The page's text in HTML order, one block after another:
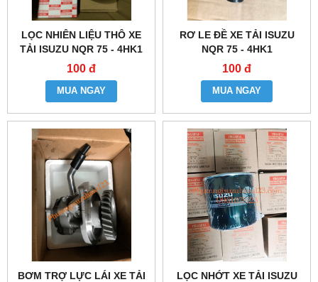
LỌC NHIÊN LIỆU THÔ XE
TẢI ISUZU NQR 75 - 4HK1
100 đ
MUA NGAY
RƠ LE ĐỀ XE TẢI ISUZU
NQR 75 - 4HK1
100 đ
MUA NGAY
BƠM TRỢ LỰC LÁI XE TẢI
LỌC NHỚT XE TẢI ISUZU